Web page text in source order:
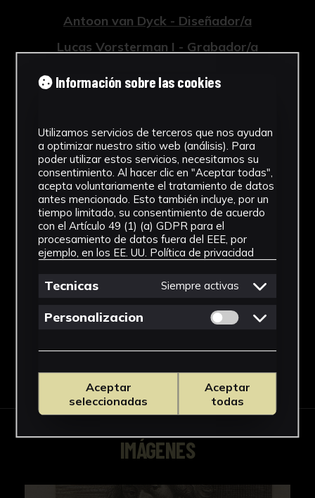
Antoon van Dyck - Diseñador/a
Lucas Vorsterman I - Grabador/a
Tipología
Cronología
1759
Estilo
Barroco
Técnica
Ver más
Descargar Ficha
IMÁGENES
Información sobre las cookies
Utilizamos servicios de terceros que nos ayudan
a optimizar nuestro sitio web (análisis). Para
poder utilizar estos servicios, necesitamos su
consentimiento. Al hacer clic en "Aceptar todas",
acepta voluntariamente el tratamiento de datos
antes mencionado. Esto también incluye, por un
tiempo limitado, su consentimiento de acuerdo
con el Artículo 49 (1) (a) GDPR para el
procesamiento de datos fuera del EEE, por
ejemplo, en los EE. UU. Política de privacidad
Tecnicas Siempre activas
Personalizacion Permitir cookies
Aceptar
seleccionadas
Aceptar
todas